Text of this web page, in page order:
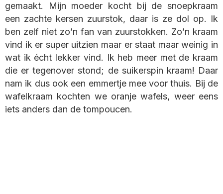
gemaakt. Mijn moeder kocht bij de snoepkraam
een zachte kersen zuurstok, daar is ze dol op. Ik
ben zelf niet zo’n fan van zuurstokken. Zo’n kraam
vind ik er super uitzien maar er staat maar weinig in
wat ik écht lekker vind. Ik heb meer met de kraam
die er tegenover stond; de suikerspin kraam! Daar
nam ik dus ook een emmertje mee voor thuis. Bij de
wafelkraam kochten we oranje wafels, weer eens
iets anders dan de tompoucen.